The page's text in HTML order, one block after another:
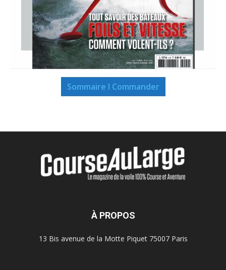
Sommaire I Commander
À PROPOS
13 Bis avenue de la Motte Piquet 75007 Paris